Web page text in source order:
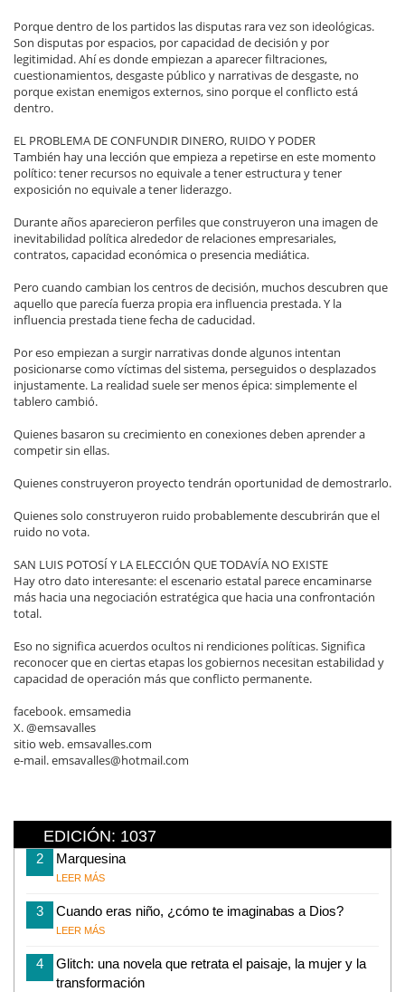
Porque dentro de los partidos las disputas rara vez son ideológicas.
Son disputas por espacios, por capacidad de decisión y por
legitimidad. Ahí es donde empiezan a aparecer filtraciones,
cuestionamientos, desgaste público y narrativas de desgaste, no
porque existan enemigos externos, sino porque el conflicto está
dentro.
EL PROBLEMA DE CONFUNDIR DINERO, RUIDO Y PODER
También hay una lección que empieza a repetirse en este momento
político: tener recursos no equivale a tener estructura y tener
exposición no equivale a tener liderazgo.
Durante años aparecieron perfiles que construyeron una imagen de
inevitabilidad política alrededor de relaciones empresariales,
contratos, capacidad económica o presencia mediática.
Pero cuando cambian los centros de decisión, muchos descubren que
aquello que parecía fuerza propia era influencia prestada. Y la
influencia prestada tiene fecha de caducidad.
Por eso empiezan a surgir narrativas donde algunos intentan
posicionarse como víctimas del sistema, perseguidos o desplazados
injustamente. La realidad suele ser menos épica: simplemente el
tablero cambió.
Quienes basaron su crecimiento en conexiones deben aprender a
competir sin ellas.
Quienes construyeron proyecto tendrán oportunidad de demostrarlo.
Quienes solo construyeron ruido probablemente descubrirán que el
ruido no vota.
SAN LUIS POTOSÍ Y LA ELECCIÓN QUE TODAVÍA NO EXISTE
Hay otro dato interesante: el escenario estatal parece encaminarse
más hacia una negociación estratégica que hacia una confrontación
total.
Eso no significa acuerdos ocultos ni rendiciones políticas. Significa
reconocer que en ciertas etapas los gobiernos necesitan estabilidad y
capacidad de operación más que conflicto permanente.
facebook. emsamedia
X. @emsavalles
sitio web. emsavalles.com
e-mail. emsavalles@hotmail.com
EDICIÓN: 1037
2 Marquesina
LEER MÁS
3 Cuando eras niño, ¿cómo te imaginabas a Dios?
LEER MÁS
4
Glitch: una novela que retrata el paisaje, la mujer y la
transformación